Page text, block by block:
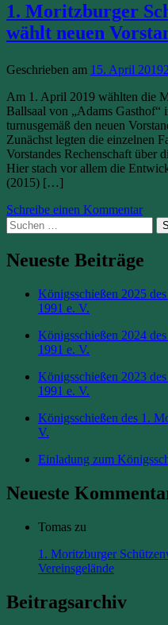
1. Moritzburger
wählt neuen
Geschrieben am 15. April 2019
Am 1. April 2019 wählten die
Ballsaal von „Adams Gasthof“
turnusgemäß den neuen
Zunächst legten die einzelnen
Vorstandes Rechenschaft über
Hier stach vor allem die
(2015) […]
Schreibe einen Kommentar
Suchen
nach:
Neueste Beiträge
Königsschießen 2025
1991 e. V.
Königsschießen 2024
1991 e. V.
Königsschießen 2023
1991 e. V.
Königsschießen des 1.
V.
Einladung zum
Neueste
Tomas zu
1. Moritzburger
Vereinsgelände
Beitragsarchiv